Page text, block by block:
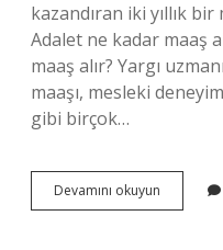
kazandıran iki yıllık
Adalet ne kadar maaş
maaş alır? Yargı
maaşı, mesleki
gibi birçok…
Devamını okuyun
Nasıl